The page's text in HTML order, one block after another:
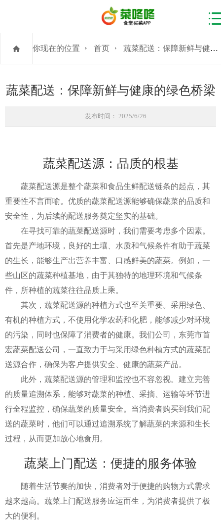
你现在的位置 首页 蔬菜配送：保障新鲜与健康的绿色桥梁
蔬菜配送：保障新鲜与健康的绿色桥梁
发布时间： 2025/6/26
蔬菜配送源：品质的根基
蔬菜配送源是整个蔬菜和食品生鲜配送链条的起点，其
重要性不言而喻。优质的蔬菜配送源能够确保蔬菜的品质和
安全性，为后续的配送服务奠定坚实的基础。
在寻找可靠的蔬菜配送源时，我们需要考虑多个因素。
首先是产地环境，良好的土壤、水质和气候条件有助于蔬菜
的生长，能够生产出营养丰富、口感鲜美的蔬菜。例如，一
些山区的蔬菜种植基地，由于其独特的地理环境和气候条
件，所种植的蔬菜往往品质上乘。
其次，蔬菜配送源的种植方式也至关重要。采用绿色、
有机的种植方式，不使用化学农药和化肥，能够减少对环境
的污染，同时也保障了消费者的健康。我们公司，东莞市首
宏蔬菜配送公司，一直致力于与采用绿色种植方式的蔬菜配
送源合作，确保为客户提供安全、健康的蔬菜产品。
此外，蔬菜配送源的管理和监控也不容忽视。建立完善
的质量追溯体系，能够对蔬菜的种植、采摘、运输等环节进
行全程监控，确保蔬菜的质量安全。当消费者购买到我们配
送的蔬菜时，他们可以通过追溯系统了解蔬菜的来源和生长
过程，从而更加放心地食用。
蔬菜上门配送：便捷的服务体验
随着生活节奏的加快，消费者对于便捷的购物方式需求
越来越高。蔬菜上门配送服务应运而生，为消费者提供了极
大的便利。